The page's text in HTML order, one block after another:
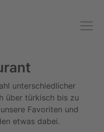
unterschiedlicher
über türkisch bis zu
Favoriten und
etwas dabei.